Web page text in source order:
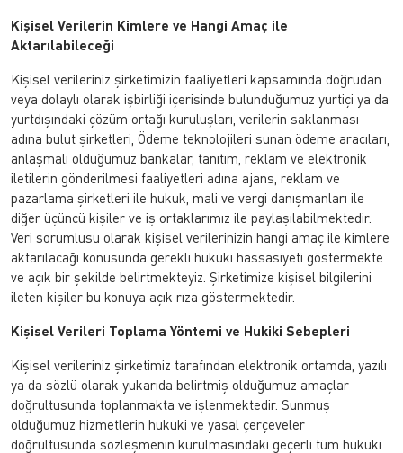
Kişisel Verilerin Kimlere ve Hangi Amaç ile
Aktarılabileceği
Kişisel verileriniz şirketimizin faaliyetleri kapsamında doğrudan
veya dolaylı olarak işbirliği içerisinde bulunduğumuz yurtiçi ya da
yurtdışındaki çözüm ortağı kuruluşları, verilerin saklanması
adına bulut şirketleri, Ödeme teknolojileri sunan ödeme aracıları,
anlaşmalı olduğumuz bankalar, tanıtım, reklam ve elektronik
iletilerin gönderilmesi faaliyetleri adına ajans, reklam ve
pazarlama şirketleri ile hukuk, mali ve vergi danışmanları ile
diğer üçüncü kişiler ve iş ortaklarımız ile paylaşılabilmektedir.
Veri sorumlusu olarak kişisel verilerinizin hangi amaç ile kimlere
aktarılacağı konusunda gerekli hukuki hassasiyeti göstermekte
ve açık bir şekilde belirtmekteyiz. Şirketimize kişisel bilgilerini
ileten kişiler bu konuya açık rıza göstermektedir.
Kişisel Verileri Toplama Yöntemi ve Hukiki Sebepleri
Kişisel verileriniz şirketimiz tarafından elektronik ortamda, yazılı
ya da sözlü olarak yukarıda belirtmiş olduğumuz amaçlar
doğrultusunda toplanmakta ve işlenmektedir. Sunmuş
olduğumuz hizmetlerin hukuki ve yasal çerçeveler
doğrultusunda sözleşmenin kurulmasındaki geçerli tüm hukuki